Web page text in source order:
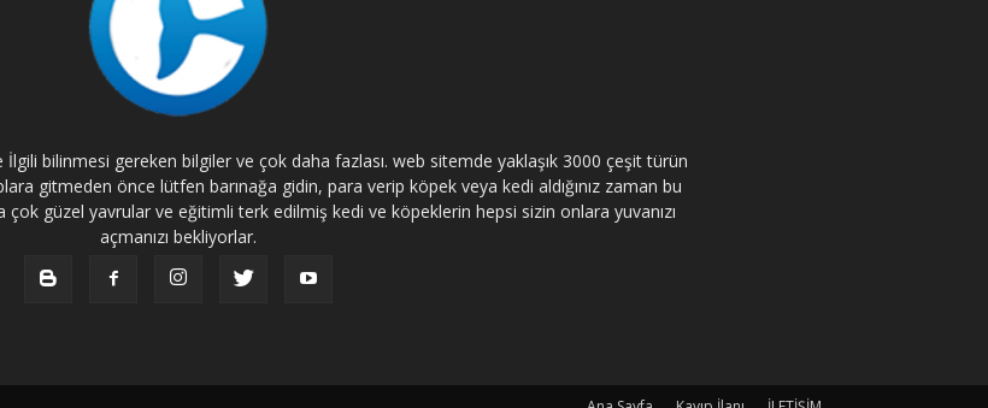
İlgili bilinmesi gereken bilgiler ve çok daha fazlası. web sitemde yaklaşık 3000 çeşit türün
gitmeden önce lütfen barınağa gidin, para verip köpek veya kedi aldığınız zaman bu
çok güzel yavrular ve eğitimli terk edilmiş kedi ve köpeklerin hepsi sizin onlara yuvanızı
açmanızı bekliyorlar.